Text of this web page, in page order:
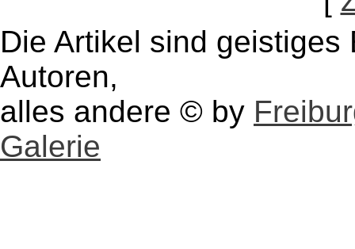
Die Artikel sind
Autoren,
alles andere © by
Galerie